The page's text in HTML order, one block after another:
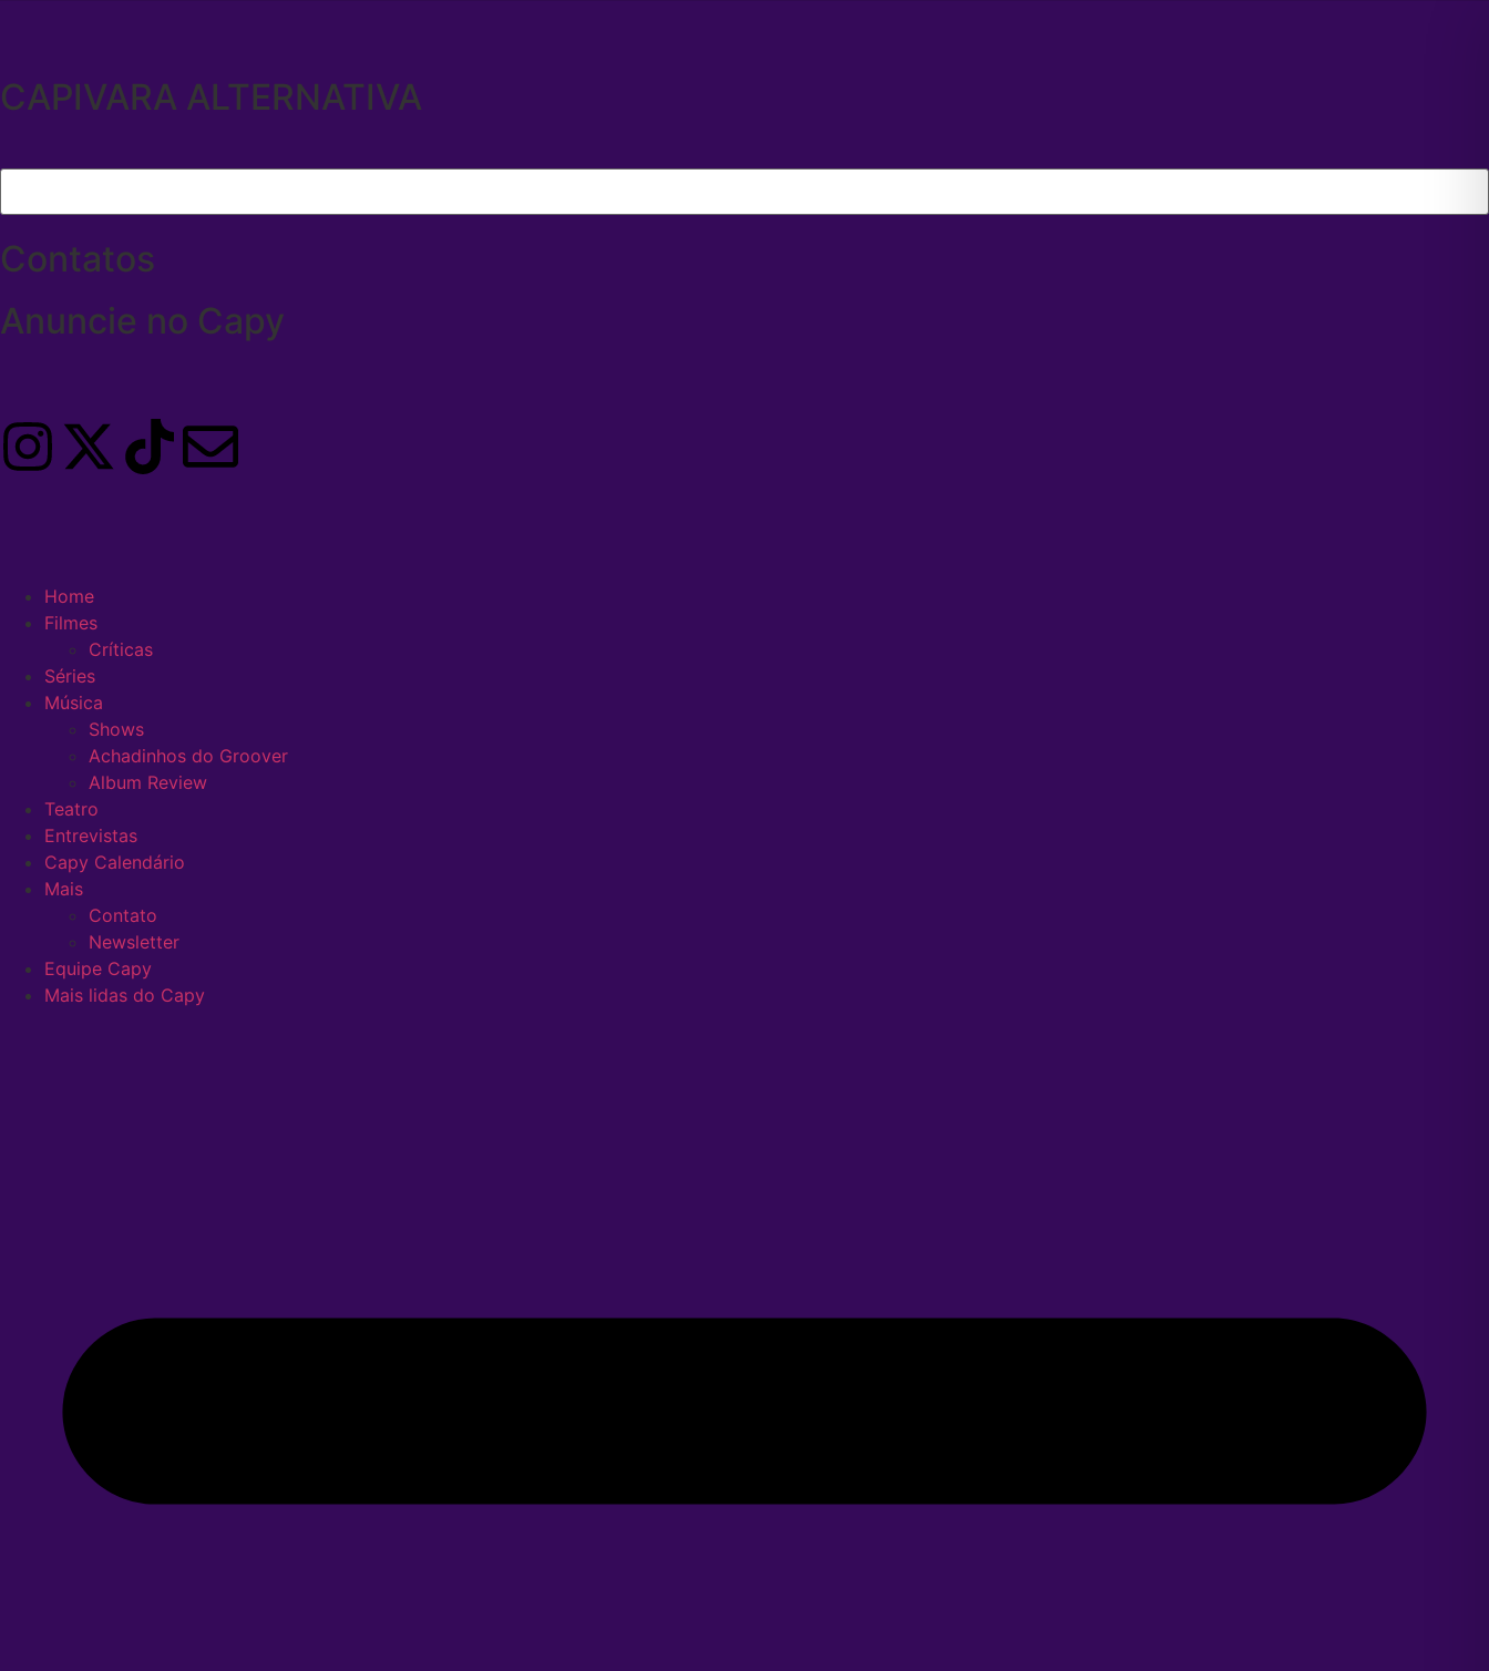
CAPIVARA ALTERNATIVA
Contatos
Anuncie no Capy
Home
Filmes
Críticas
Séries
Música
Shows
Achadinhos do Groover
Album Review
Teatro
Entrevistas
Capy Calendário
Mais
Contato
Newsletter
Equipe Capy
Mais lidas do Capy